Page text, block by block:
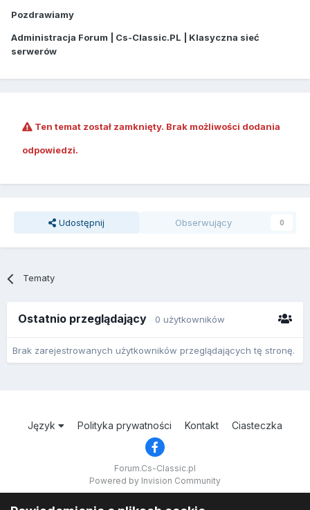
Pozdrawiamy
Administracja Forum | Cs-Classic.PL | Klasyczna sieć
serwerów
Ten temat został zamknięty. Brak możliwości dodania
odpowiedzi.
Udostępnij Obserwujący 0
Tematy
Ostatnio przeglądający 0 użytkowników
Brak zarejestrowanych użytkowników przeglądających tę stronę.
Język Polityka prywatności Kontakt Ciasteczka
Forum.Cs-Classic.pl
Powered by Invision Community